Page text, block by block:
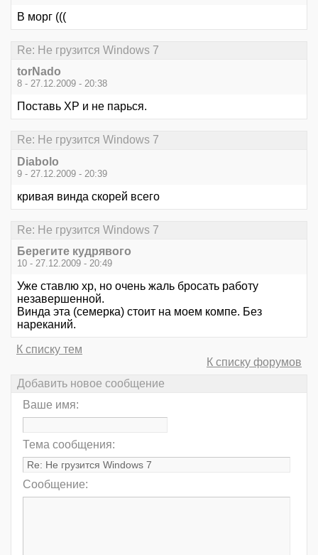
В морг (((
Re: Не грузится Windows 7
torNado
8 - 27.12.2009 - 20:38
Поставь XP и не парься.
Re: Не грузится Windows 7
Diabolo
9 - 27.12.2009 - 20:39
кривая винда скорей всего
Re: Не грузится Windows 7
Берегите кудрявого
10 - 27.12.2009 - 20:49
Уже ставлю хр, но очень жаль бросать работу
незавершенной.
Винда эта (семерка) стоит на моем компе. Без
нареканий.
К списку тем
К списку форумов
Добавить новое сообщение
Ваше имя:
Тема сообщения:
Сообщение: